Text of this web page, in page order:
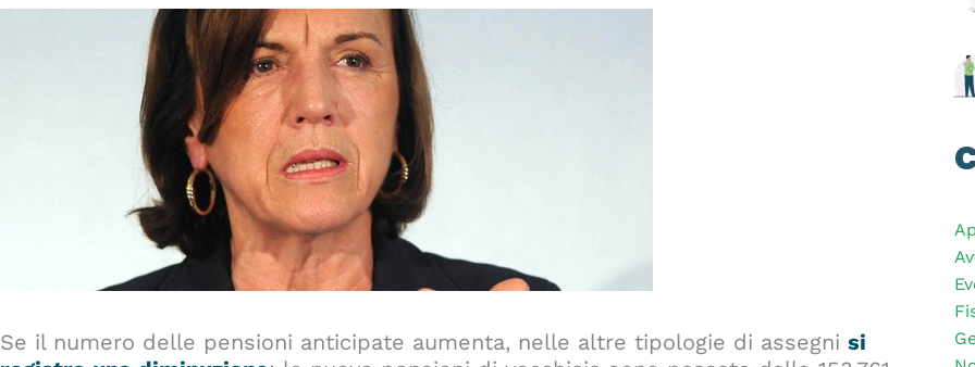
Se il numero delle pensioni anticipate aumenta, nelle altre tipologie di assegni si